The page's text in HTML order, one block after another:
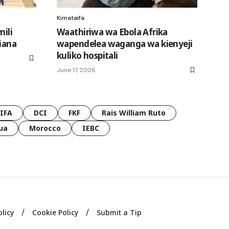
Kimataifa
Waathiriwa wa Ebola Afrika
wapendelea waganga wa kienyeji
kuliko hospitali
June 17, 2026
DCI FKF
Rais William Ruto
Morocco IEBC
Cookie Policy Submit a Tip